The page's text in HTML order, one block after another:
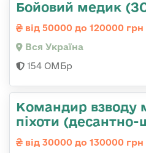
Бойовий медик
від 50000 до 120000 грн
Вся Україна
154 ОМБр
Командир взводу
піхоти
від 30000 до 130000 грн